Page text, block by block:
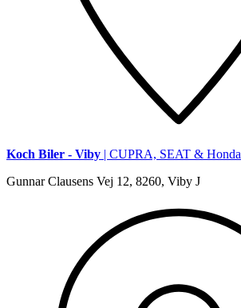
Koch Biler - Viby | CUPRA, SEAT & Honda
Gunnar Clausens Vej 12, 8260, Viby J